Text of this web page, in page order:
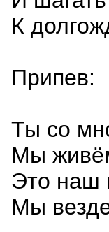
К
Припев:
Ты со
Мы
Это наш
Мы